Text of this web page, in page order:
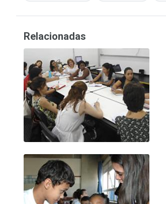
Relacionadas